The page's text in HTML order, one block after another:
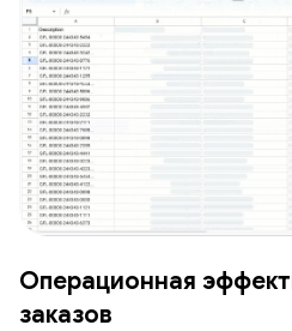
Операционная
заказов